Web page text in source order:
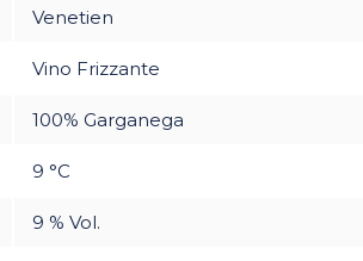
Venetien
Vino Frizzante
100% Garganega
9 °C
9 % Vol.